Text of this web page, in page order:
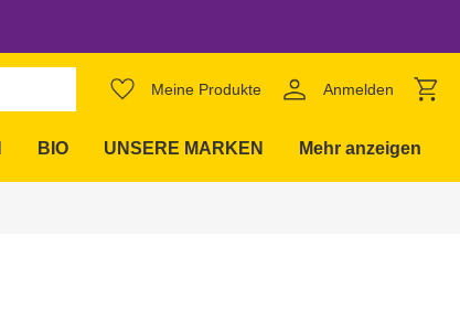
Meine Produkte Anmelden
BIO UNSERE MARKEN Mehr anzeigen
favorite_border